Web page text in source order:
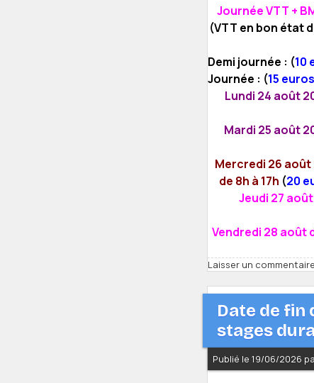
Journée VTT +
(VTT en bon état
Demi journée : (10
Journée : (15
Lundi 24 août
Mardi 25 août
Mercredi 26 août
de 8h à 17h (20
Jeudi 27 août
Vendredi 28 août
Laisser un commentaire
Date de fin
stages
Publié le 19/06/2026